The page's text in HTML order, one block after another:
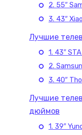
2. 55″
3. 43″
Лучшие
1. 43″
2.
3. 40″
Лучшие
дюймов
1. 39″